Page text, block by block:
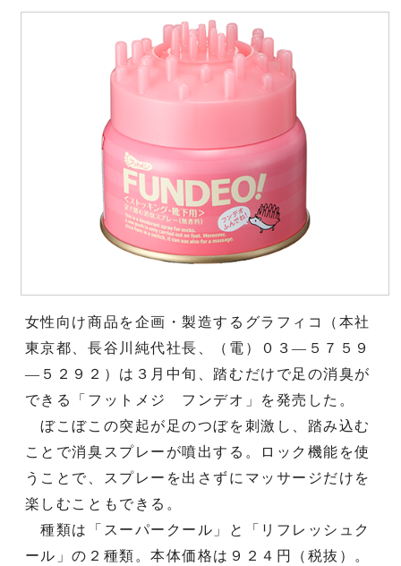
女性向け商品を企画・製造するグラフィコ（本社
東京都、長谷川純代社長、（電）０３―５７５９
―５２９２）は３月中旬、踏むだけで足の消臭が
できる「フットメジ フンデオ」を発売した。
ぼこぼこの突起が足のつぼを刺激し、踏み込む
ことで消臭スプレーが噴出する。ロック機能を使
うことで、スプレーを出さずにマッサージだけを
楽しむこともできる。
種類は「スーパークール」と「リフレッシュク
ール」の２種類。本体価格は９２４円（税抜）。